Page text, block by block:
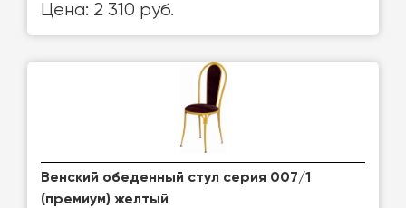
Цена: 2 310 руб.
Венский обеденный стул серия 007/1
(премиум) желтый